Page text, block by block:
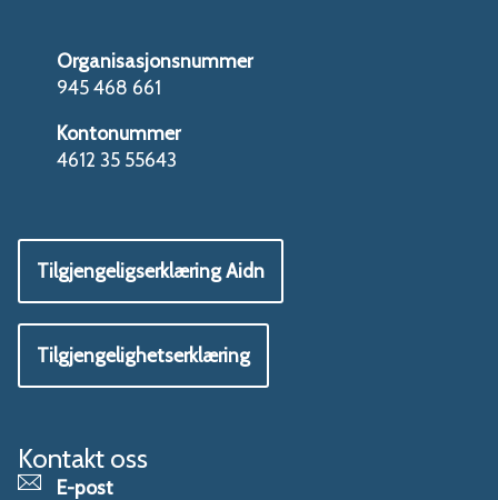
Organisasjonsnummer
945 468 661
Kontonummer
4612 35 55643
Tilgjengeligserklæring Aidn
Tilgjengelighetserklæring
Kontakt oss
E-post